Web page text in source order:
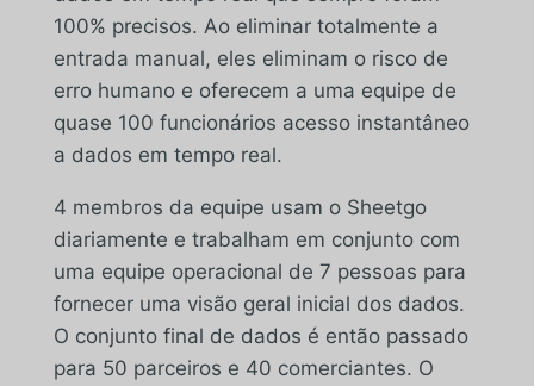
100% precisos. Ao eliminar totalmente a
entrada manual, eles eliminam o risco de
erro humano e oferecem a uma equipe de
quase 100 funcionários acesso instantâneo
a dados em tempo real.
4 membros da equipe usam o Sheetgo
diariamente e trabalham em conjunto com
uma equipe operacional de 7 pessoas para
fornecer uma visão geral inicial dos dados.
O conjunto final de dados é então passado
para 50 parceiros e 40 comerciantes. O